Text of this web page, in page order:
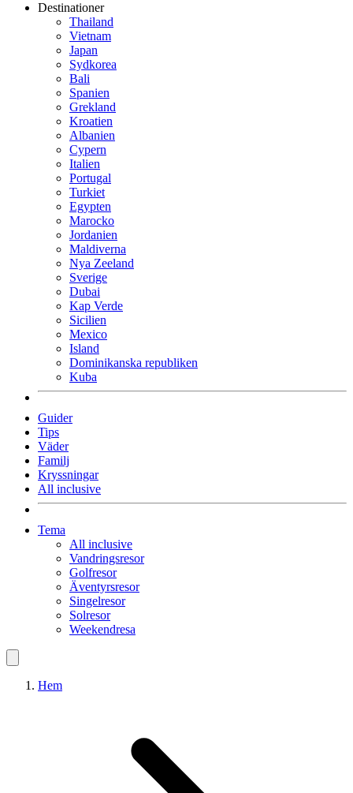
Destinationer
Thailand
Vietnam
Japan
Sydkorea
Bali
Spanien
Grekland
Kroatien
Albanien
Cypern
Italien
Portugal
Turkiet
Egypten
Marocko
Jordanien
Maldiverna
Nya Zeeland
Sverige
Dubai
Kap Verde
Sicilien
Mexico
Island
Dominikanska republiken
Kuba
Guider
Tips
Väder
Familj
Kryssningar
All inclusive
Tema
All inclusive
Vandringsresor
Golfresor
Äventyrsresor
Singelresor
Solresor
Weekendresa
Hem